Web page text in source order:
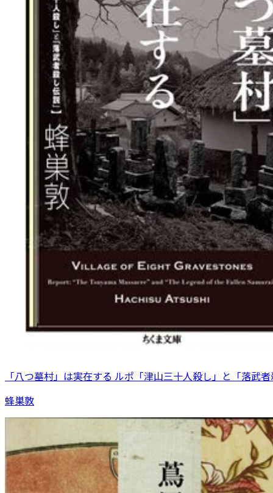
「八つ墓村」は実在する ルポ「津山三十人殺し」と「落武
蜂巣敦